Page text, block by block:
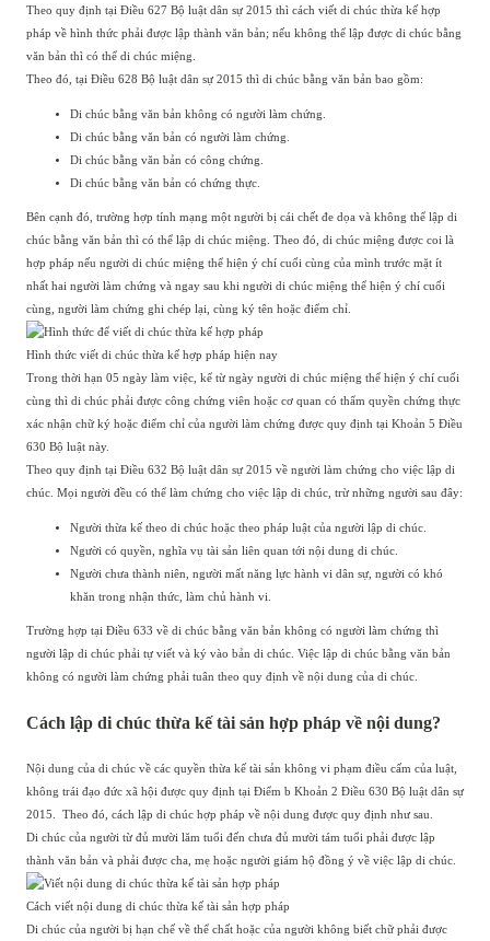
Theo quy định tại Điều 627 Bộ luật dân sự 2015 thì cách viết di chúc thừa kế hợp
pháp về hình thức phải được lập thành văn bản; nếu không thể lập được di chúc bằng
văn bản thì có thể di chúc miệng.
Theo đó, tại Điều 628 Bộ luật dân sự 2015 thì di chúc bằng văn bản bao gồm:
Di chúc bằng văn bản không có người làm chứng.
Di chúc bằng văn bản có người làm chứng.
Di chúc bằng văn bản có công chứng.
Di chúc bằng văn bản có chứng thực.
Bên cạnh đó, trường hợp tính mạng một người bị cái chết đe dọa và không thể lập di
chúc bằng văn bản thì có thể lập di chúc miệng. Theo đó, di chúc miệng được coi là
hợp pháp nếu người di chúc miệng thể hiện ý chí cuối cùng của mình trước mặt ít
nhất hai người làm chứng và ngay sau khi người di chúc miệng thể hiện ý chí cuối
cùng, người làm chứng ghi chép lại, cùng ký tên hoặc điểm chỉ.
Hình thức viết di chúc thừa kế hợp pháp hiện nay
Trong thời hạn 05 ngày làm việc, kể từ ngày người di chúc miệng thể hiện ý chí cuối
cùng thì di chúc phải được công chứng viên hoặc cơ quan có thẩm quyền chứng thực
xác nhận chữ ký hoặc điểm chỉ của người làm chứng được quy định tại Khoản 5 Điều
630 Bộ luật này.
Theo quy định tại Điều 632 Bộ luật dân sự 2015 về người làm chứng cho việc lập di
chúc. Mọi người đều có thể làm chứng cho việc lập di chúc, trừ những người sau đây:
Người thừa kế theo di chúc hoặc theo pháp luật của người lập di chúc.
Người có quyền, nghĩa vụ tài sản liên quan tới nội dung di chúc.
Người chưa thành niên, người mất năng lực hành vi dân sự, người có khó
khăn trong nhận thức, làm chủ hành vi.
Trường hợp tại Điều 633 về di chúc bằng văn bản không có người làm chứng thì
người lập di chúc phải tự viết và ký vào bản di chúc. Việc lập di chúc bằng văn bản
không có người làm chứng phải tuân theo quy định về nội dung của di chúc.
Cách lập di chúc thừa kế tài sản hợp pháp về nội dung?
Nội dung của di chúc về các quyền thừa kế tài sản không vi phạm điều cấm của luật,
không trái đạo đức xã hội được quy định tại Điểm b Khoản 2 Điều 630 Bộ luật dân sự
2015. Theo đó, cách lập di chúc hợp pháp về nội dung được quy định như sau.
Di chúc của người từ đủ mười lăm tuổi đến chưa đủ mười tám tuổi phải được lập
thành văn bản và phải được cha, mẹ hoặc người giám hộ đồng ý về việc lập di chúc.
Cách viết nội dung di chúc thừa kế tài sản hợp pháp
Di chúc của người bị hạn chế về thể chất hoặc của người không biết chữ phải được